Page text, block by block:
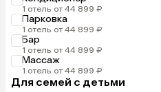
1 отель от 44 899 ₽
Парковка
1 отель от 44 899 ₽
Бар
1 отель от 44 899 ₽
Массаж
1 отель от 44 899 ₽
Для семей с детьми